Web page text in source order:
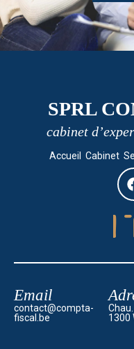
SPRL
cabinet
Accueil Cabinet
Email
contact@compta-
fiscal.be
1300